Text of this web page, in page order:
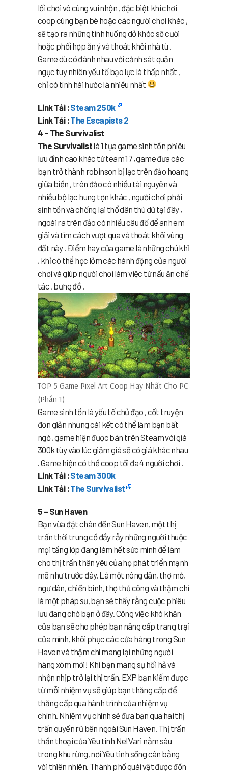
lối chơi vô cùng vui nhộn , đặc biệt khi chơi
coop cùng bạn bè hoặc các người chơi khác ,
sẽ tạo ra những tình huống dở khóc sỡ cười
hoặc phối hợp ăn ý và thoát khỏi nhà tù .
Game dù có đánh nhau với cảnh sát quản
ngục tuy nhiên yếu tố bạo lực là thấp nhất ,
chỉ có tính hài hước là nhiều nhất
Link Tải :Steam 250k
Link Tải :The Escapists 2
4 – The Survivalist
The Survivalistlà 1 tựa game sinh tồn phiêu
lưu đỉnh cao khác từ team 17 , game đưa các
bạn trở thành robinson bị lạc trên đảo hoang
giữa biển , trên đảo có nhiều tài nguyên và
nhiều bộ lạc hung tợn khác , người chơi phải
sinh tồn và chống lại thổ dân thú dữ tại đây ,
ngoài ra trên đảo có nhiều câu đố để anh em
giải và tìm cách vượt qua và thoát khỏi vùng
đất này . Điểm hay của game là những chú khỉ
, khỉ có thể học lỏm các hành động của người
chơi và giúp người chơi làm việc từ nấu ăn chế
tác , bưng đồ .
TOP 5 Game Pixel Art Coop Hay Nhất Cho PC
(Phần 1)
Game sinh tồn là yếu tố chủ đạo , cốt truyện
đơn giản nhưng cái kết có thể làm bạn bất
ngờ , game hiện được bán trên Steam với giá
300k tùy vào lúc giảm giá sẽ có giá khác nhau
. Game hiện có thể coop tối đa 4 người chơi .
Link Tải :Steam 300k
Link Tải :The Survivalist
5 – Sun Haven
Bạn vừa đặt chân đến Sun Haven, một thị
trấn thời trung cổ đầy rẫy những người thuộc
mọi tầng lớp đang làm hết sức mình để làm
cho thị trấn thân yêu của họ phát triển mạnh
mẽ như trước đây. Là một nông dân, thợ mỏ,
ngư dân, chiến binh, thợ thủ công và thậm chí
là một pháp sư, bạn sẽ thấy rằng cuộc phiêu
lưu đang chờ bạn ở đây. Công việc khó khăn
của bạn sẽ cho phép bạn nâng cấp trang trại
của mình, khôi phục các cửa hàng trong Sun
Haven và thậm chí mang lại những người
hàng xóm mới! Khi bạn mang sự hối hả và
nhộn nhịp trở lại thị trấn, EXP bạn kiếm được
từ mỗi nhiệm vụ sẽ giúp bạn thăng cấp để
thăng cấp qua hành trình của nhiệm vụ
chính. Nhiệm vụ chính sẽ đưa bạn qua hai thị
trấn quyến rũ bên ngoài Sun Haven. Thị trấn
thần thoại của Yêu tinh Nel’Vari nằm sâu
trong khu rừng, nơi Yêu tinh sống cân bằng
với thiên nhiên. Thành phố quái vật được đồn